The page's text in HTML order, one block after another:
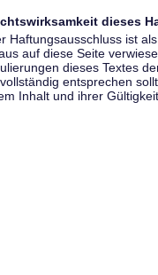
dieses
Haftungsausschluss ist
auf diese Seite
dieses Textes
entsprechen
Inhalt und ihrer